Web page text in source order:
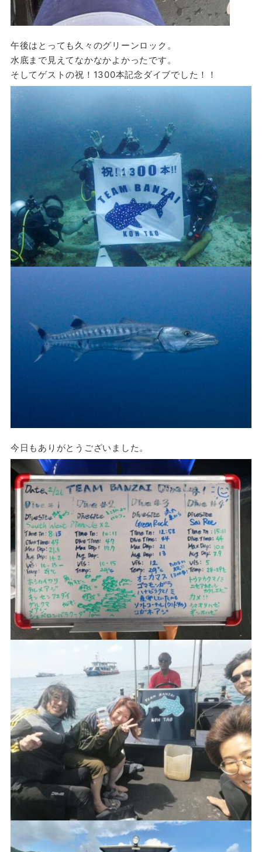
午後はとっても久々のグリーンロック。
水底まで見えてなかなかよかったです。
そしてゲストの祝！1300本記念ダイブでした！！
今日もありがとうございました。